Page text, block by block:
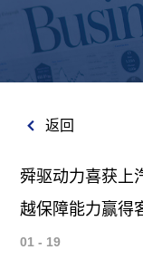
返回
舜驱动力喜获上
越保障能力赢得
01 - 19